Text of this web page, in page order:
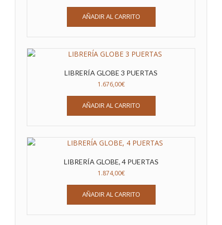
AÑADIR AL CARRITO
LIBRERÍA GLOBE 3 PUERTAS
1.676,00€
AÑADIR AL CARRITO
LIBRERÍA GLOBE, 4 PUERTAS
1.874,00€
AÑADIR AL CARRITO